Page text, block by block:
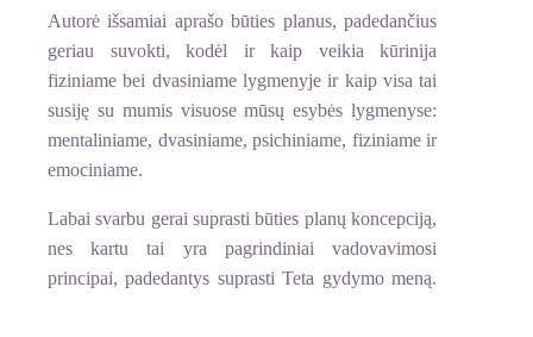
Autorė išsamiai aprašo būties planus, padedančius
geriau suvokti, kodėl ir kaip veikia kūrinija
fiziniame bei dvasiniame lygme­nyje ir kaip visa tai
susiję su mumis visuose mūsų esybės lygmenyse:
mentaliniame, dvasiniame, psichiniame, fiziniame ir
emociniame.
Labai svarbu gerai suprasti būties planų koncepciją,
nes kartu tai yra pagrindiniai vadovavimosi
principai, padedantys suprasti Teta gydymo meną.